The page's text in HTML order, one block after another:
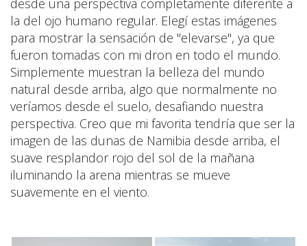
desde una perspectiva completamente diferente a
la del ojo humano regular. Elegí estas imágenes
para mostrar la sensación de "elevarse", ya que
fueron tomadas con mi dron en todo el mundo.
Simplemente muestran la belleza del mundo
natural desde arriba, algo que normalmente no
veríamos desde el suelo, desafiando nuestra
perspectiva. Creo que mi favorita tendría que ser la
imagen de las dunas de Namibia desde arriba, el
suave resplandor rojo del sol de la mañana
iluminando la arena mientras se mueve
suavemente en el viento.